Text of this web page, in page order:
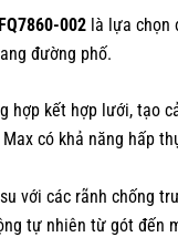
002 là lựa chọn
đường phố.
hợp kết hợp lưới, tạo
có khả năng hấp
với các rãnh chống
tự nhiên từ gót đến